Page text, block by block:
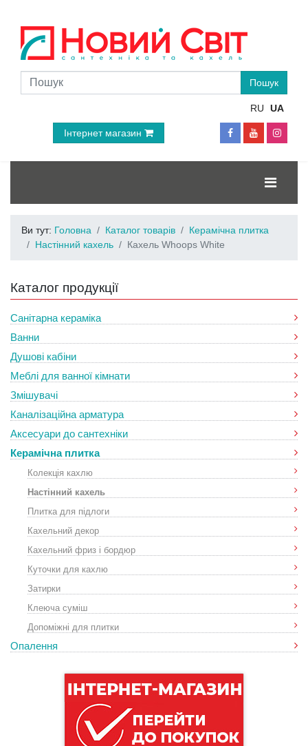
RU UA
Інтернет магазин
Ви тут: Головна Каталог товарів
Керамічна плитка
Настінний кахель
Кахель Whoops White
Каталог продукції
Санітарна кераміка
Ванни
Душові кабіни
Меблі для ванної кімнати
Змішувачі
Каналізаційна арматура
Аксесуари до сантехніки
Керамічна плитка
Колекція кахлю
Настінний кахель
Плитка для підлоги
Кахельний декор
Кахельний фриз і бордюр
Куточки для кахлю
Затирки
Клеюча суміш
Допоміжні для плитки
Опалення